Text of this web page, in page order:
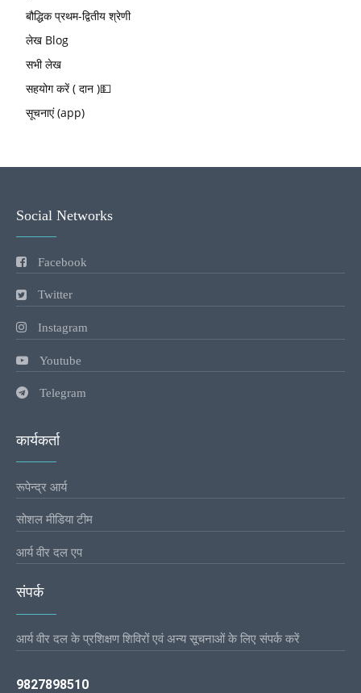
बौद्धिक प्रथम-द्वितीय श्रेणी
लेख Blog
सभी लेख
सहयोग करें ( दान )💵
सूचनाएं (app)
Social Networks
Facebook
Twitter
Instagram
Youtube
Telegram
कार्यकर्ता
रूपेन्द्र आर्य
सोशल मीडिया टीम
आर्य वीर दल एप
संपर्क
आर्य वीर दल के प्रशिक्षण शिविरों एवं अन्य सूचनाओं के लिए संपर्क करें
9827898510